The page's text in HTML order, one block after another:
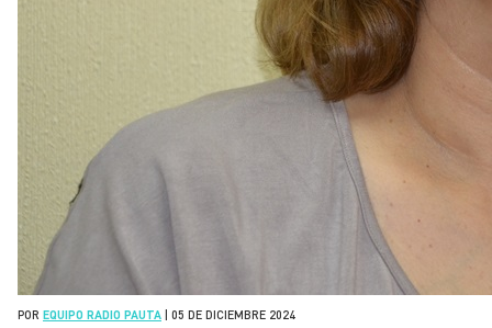
POR EQUIPO RADIO PAUTA 05 DE DICIEMBRE 2024